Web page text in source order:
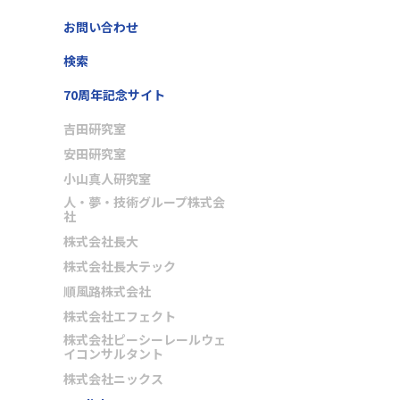
お問い合わせ
検索
70周年記念サイト
吉田研究室
安田研究室
小山真人研究室
人・夢・技術グループ株式会
社
株式会社長大
株式会社長大テック
順風路株式会社
株式会社エフェクト
株式会社ピーシーレールウェ
イコンサルタント
株式会社ニックス